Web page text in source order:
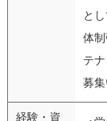
と
体
テ
募集
経験・資